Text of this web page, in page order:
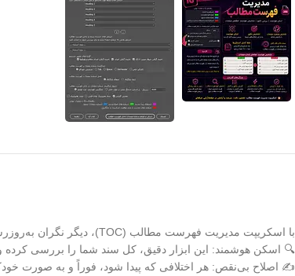
با اسکریپت مدیریت فهرست مطالب (TOC)، دیگر نگران به‌روزرسانی شماره صفحات نباشید! از این به بعد در ایندیزاین هم می‌توانید مانند ورد فقط شماره صفحات را آپدیت کنید.
🔍 اسکن هوشمند: این ابزار دقیق، کل سند شما را بررسی کرده
✍️ اصلاح بی‌نقص: هر اختلافی که پیدا شود، فوراً و به صورت